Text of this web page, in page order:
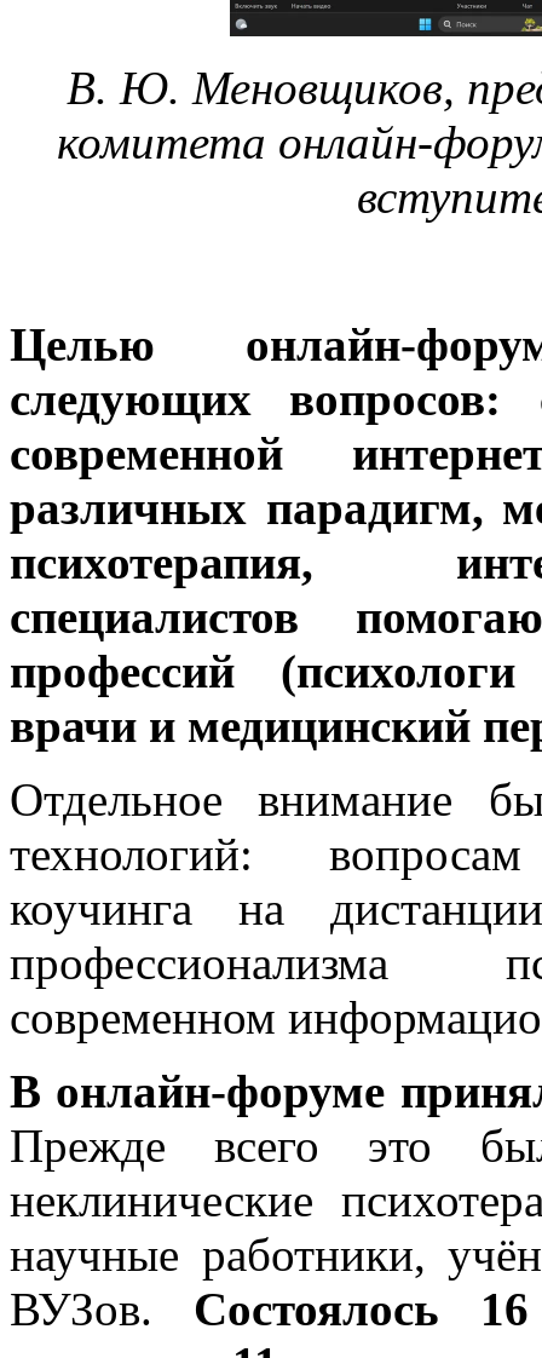
В. Ю. Меновщиков,
комитета онлайн-
Целью онлайн-
следующих вопросов:
современной
различных парадигм,
психотерапия,
специалистов
профессий
врачи и медицинский
Отдельное внимание
технологий:
коучинга на
профессионализма
современном
В онлайн-форуме
Прежде всего это
неклинические
научные работники,
ВУЗов. Состоялось